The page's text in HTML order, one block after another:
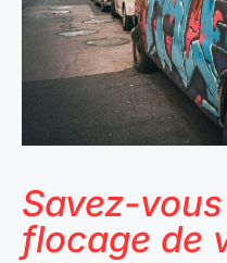
Savez-
flocage de